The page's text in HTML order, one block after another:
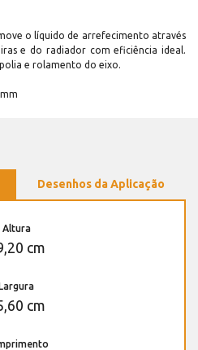
o líquido de arrefecimento através
e do radiador com eficiência ideal.
e rolamento do eixo.
Desenhos da Aplicação
Altura
cm
cm